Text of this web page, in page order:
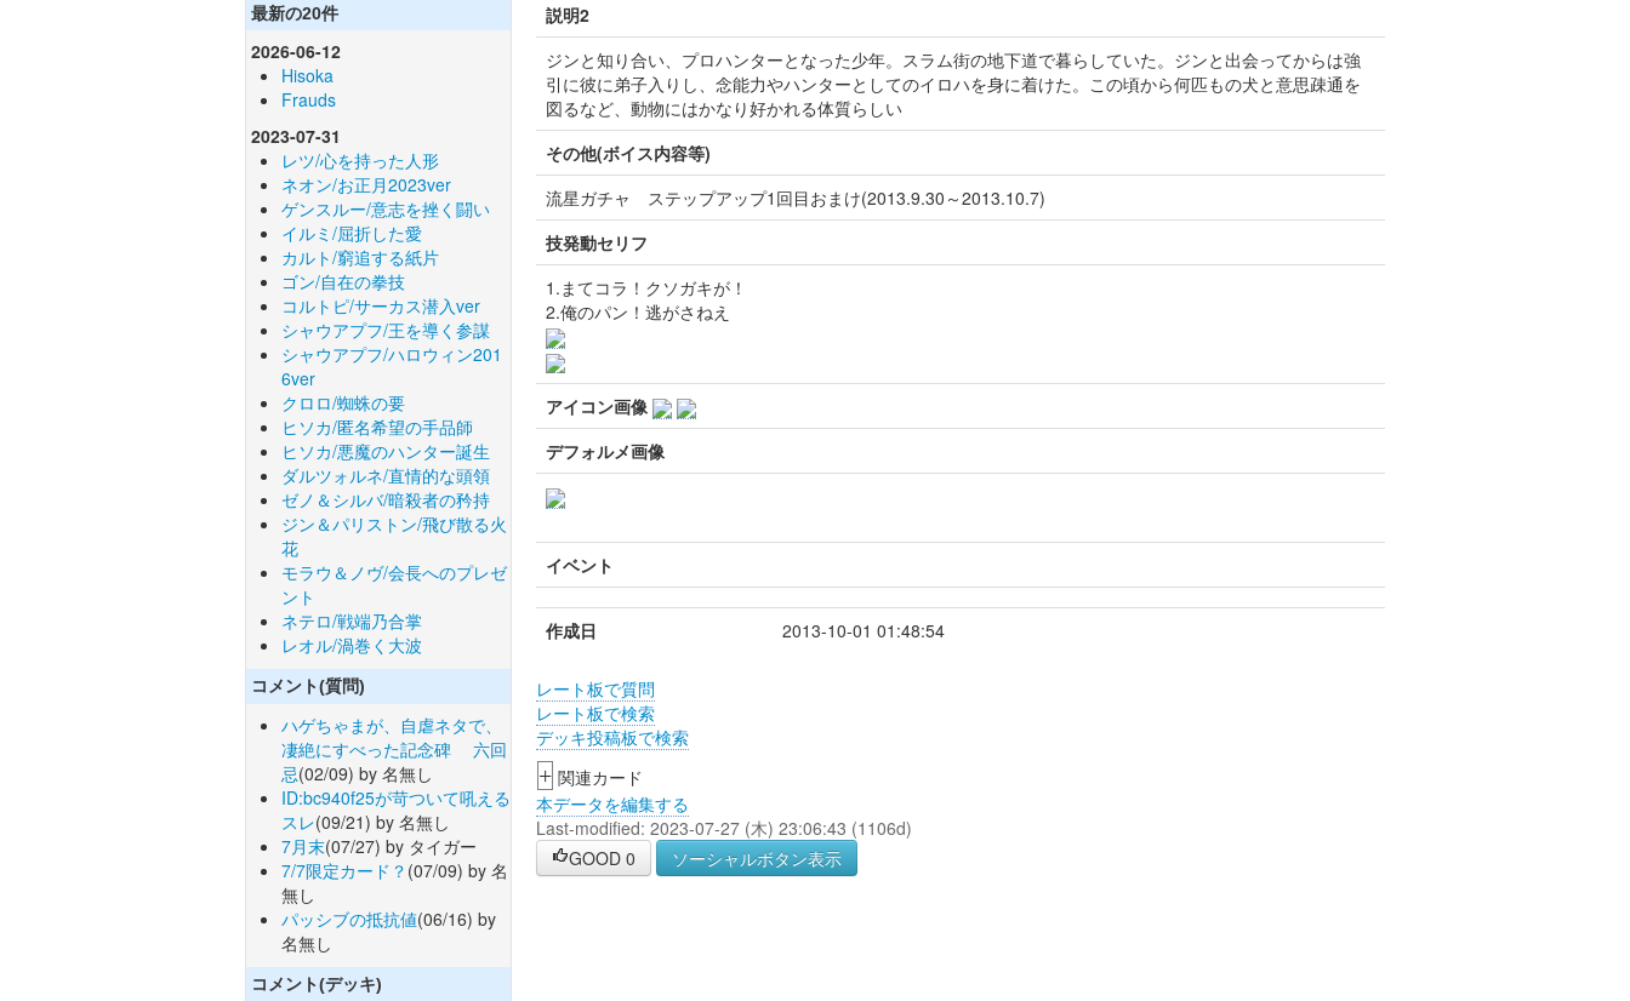
最新の20件
2026-06-12
Hisoka
Frauds
2023-07-31
レツ/心を持った人形
ネオン/お正月2023ver
ゲンスルー/意志を挫く闘い
イルミ/屈折した愛
カルト/窮追する紙片
ゴン/自在の拳技
コルトピ/サーカス潜入ver
シャウアプフ/王を導く参謀
シャウアプフ/ハロウィン201
6ver
クロロ/蜘蛛の要
ヒソカ/匿名希望の手品師
ヒソカ/悪魔のハンター誕生
ダルツォルネ/直情的な頭領
ゼノ＆シルバ/暗殺者の矜持
ジン＆パリストン/飛び散る火
花
モラウ＆ノヴ/会長へのプレゼ
ント
ネテロ/戦端乃合掌
レオル/渦巻く大波
コメント(質問)
ハゲちゃまが、自虐ネタで、
凄絶にすべった記念碑 六回
忌(02/09) by 名無し
ID:bc940f25が苛ついて吼える
スレ(09/21) by 名無し
7月末(07/27) by タイガー
7/7限定カード？ (07/09) by 名
無し
パッシブの抵抗値(06/16) by
名無し
コメント(デッキ)
説明2
ジンと知り合い、プロハンターとなった少年。スラム街の地下道で暮らしていた。ジンと出会ってからは強
引に彼に弟子入りし、念能力やハンターとしてのイロハを身に着けた。この頃から何匹もの犬と意思疎通を
図るなど、動物にはかなり好かれる体質らしい
その他(ボイス内容等)
流星ガチャ ステップアップ1回目おまけ(2013.9.30～2013.10.7)
技発動セリフ
1.まてコラ！クソガキが！
2.俺のパン！逃がさねえ
アイコン画像
デフォルメ画像
イベント
作成日 2013-10-01 01:48:54
レート板で質問
レート板で検索
デッキ投稿板で検索
+ 関連カード
本データを編集する
Last-modified: 2023-07-27 (木) 23:06:43 (1106d)
GOOD 0 ソーシャルボタン表示